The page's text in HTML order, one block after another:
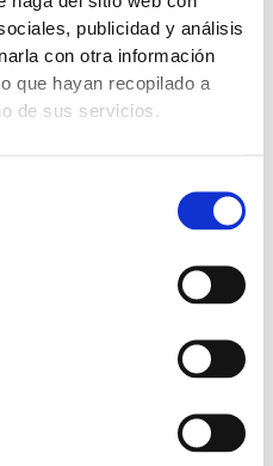
publicidad y análisis
con otra información
que hayan recopilado a
de sus servicios.
€